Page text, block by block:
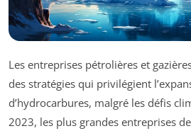
Les entreprises pétrolières et
des stratégies qui privilégient
d’hydrocarbures, malgré les défis
2023, les plus grandes entreprises